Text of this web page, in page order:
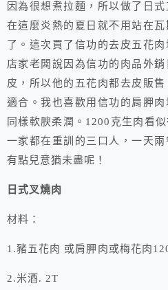
因為很想煮拉麵，所以做了日
在這麼炎熱的夏日就不用站在
了。這次買了信功的去皮五花
店家老闆說因為信功的肉品外
皮，所以他的五花肉都去皮販
適合。我也喜歡用信功的肩胛
同樣軟腴柔潤。1200克生肉看
一家都在重訓的三口人，一天
有點兒意猶未盡呢！
日式叉燒肉
材料：
1.豬五花肉 或肩胛肉或梅花肉
2.米酒. 2T